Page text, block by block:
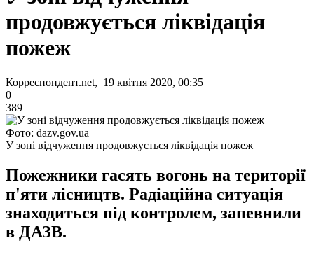
продовжується ліквідація
пожеж
Корреспондент.net, 19 квітня 2020, 00:35
0
389
Фото: dazv.gov.ua
У зоні відчуження продовжується ліквідація пожеж
Пожежники гасять вогонь на території
п'яти лісництв. Радіаційна ситуація
знаходиться під контролем, запевнили
в ДАЗВ.